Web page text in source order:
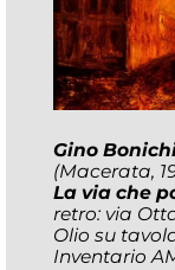
Gino
(Macerata,
La via che
retro: via
Olio su
Inventario